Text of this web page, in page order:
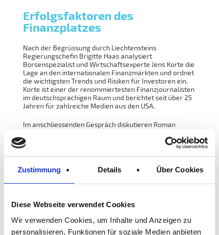
Zustimmung Details Über Cookies
Diese Webseite verwendet Cookies
Wir verwenden Cookies, um Inhalte und Anzeigen zu
personalisieren, Funktionen für soziale Medien anbieten
Erfolgsfaktoren des
Finanzplatzes
Nach der Begrüssung durch Liechtensteins
Regierungschefin Brigitte Haas analysiert
Börsenspezialist und Wirtschaftsexperte Jens Korte die
Lage an den internationalen Finanzmärkten und ordnet
die wichtigsten Trends und Risiken für Investoren ein.
Korte ist einer der renommiertesten Finanzjournalisten
im deutschsprachigen Raum und berichtet seit über 25
Jahren für zahlreiche Medien aus den USA.
Im anschliessenden Gespräch diskutieren Roman
Moosleithner, Partnerin bei First Advisory, über aktuelle
Entwicklungen und Wachstumsperspektiven für die
Finanzbranche in Liechtenstein. Die beiden
Diskussionsteilnehmer sind bestens bekannt am
Finanzplatz Liechtenstein: Pfranger ist
Vorstandsmitglied des Liechtensteinischen
Im Wettbewerb um Kunden und
Talente